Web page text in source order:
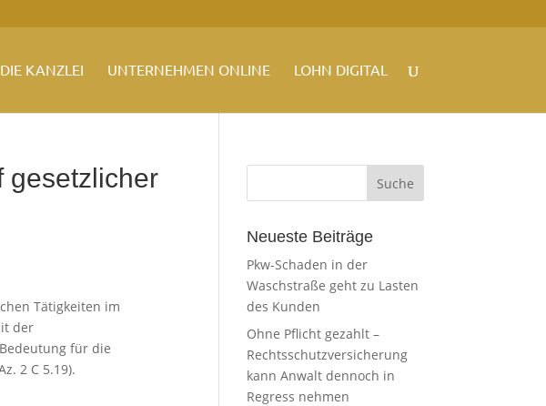
DIE KANZLEI UNTERNEHMEN ONLINE LOHN DIGITAL
gesetzlicher
Tätigkeiten im
der
für die
2 C 5.19).
Neueste Beiträge
Pkw-Schaden in der
Waschstraße geht zu Lasten
des Kunden
Ohne Pflicht gezahlt –
Rechtsschutzversicherung
kann Anwalt dennoch in
Regress nehmen